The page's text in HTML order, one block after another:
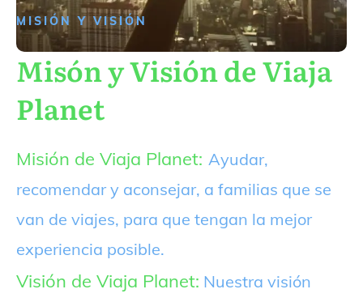
MISIÓN Y VISIÓN
Misón y Visión de Viaja
Planet
Misión de Viaja Planet: Ayudar,
recomendar y aconsejar, a familias que se
van de viajes, para que tengan la mejor
experiencia posible.
Visión de Viaja Planet: Nuestra visión